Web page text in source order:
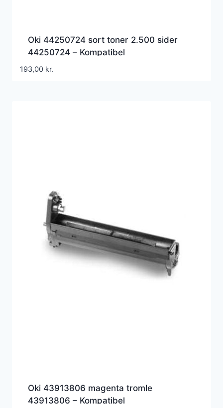
Oki 44250724 sort toner 2.500 sider
44250724 – Kompatibel
193,00 kr.
Oki 43913806 magenta tromle
43913806 – Kompatibel